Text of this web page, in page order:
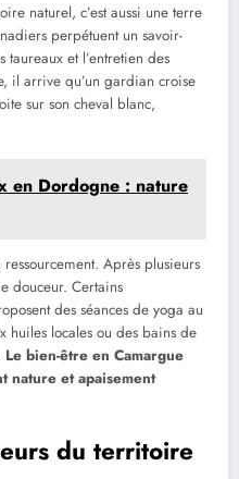
naturel, c’est aussi une terre
perpétuent un savoir-
et l’entretien des
il arrive qu’un gardian croise
sur son cheval blanc,
en Dordogne : nature
Après plusieurs
douceur. Certains
des séances de yoga au
huiles locales ou des bains de
Le bien-être en Camargue
nature et apaisement
du territoire